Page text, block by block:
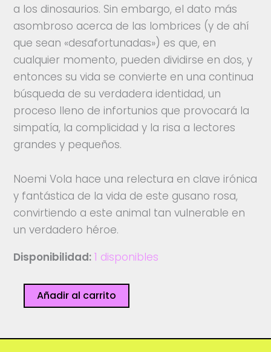
a los dinosaurios. Sin embargo, el dato más
asombroso acerca de las lombrices (y de ahí
que sean «desafortunadas») es que, en
cualquier momento, pueden dividirse en dos, y
entonces su vida se convierte en una continua
búsqueda de su verdadera identidad, un
proceso lleno de infortunios que provocará la
simpatía, la complicidad y la risa a lectores
grandes y pequeños.
Noemi Vola hace una relectura en clave irónica
y fantástica de la vida de este gusano rosa,
convirtiendo a este animal tan vulnerable en
un verdadero héroe.
Disponibilidad: 1 disponibles
desafortunada
de
Añadir al carrito